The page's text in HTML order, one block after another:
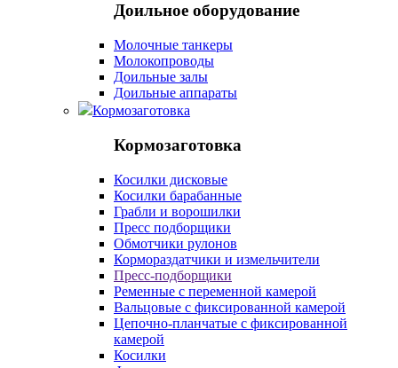
Доильное оборудование
Молочные танкеры
Молокопроводы
Доильные залы
Доильные аппараты
Кормозаготовка
Кормозаготовка
Косилки дисковые
Косилки барабанные
Грабли и ворошилки
Пресс подборщики
Обмотчики рулонов
Кормораздатчики и измельчители
Пресс-подборщики
Ременные с переменной камерой
Вальцовые с фиксированной камерой
Цепочно-планчатые с фиксированной
камерой
Косилки